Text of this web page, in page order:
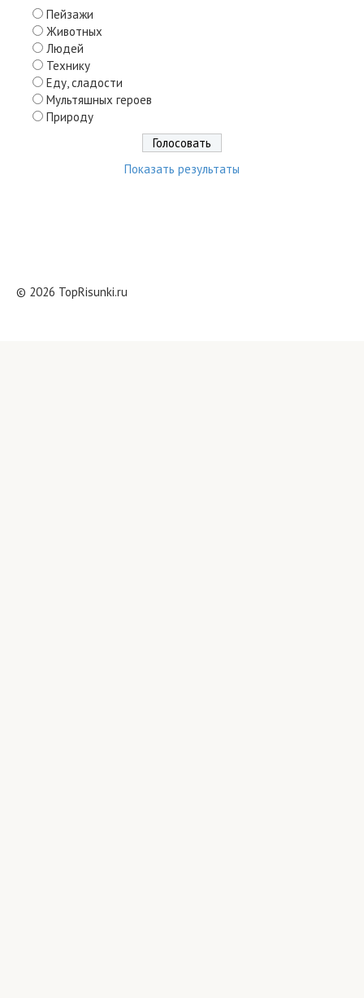
Пейзажи
Животных
Людей
Технику
Еду, сладости
Мультяшных героев
Природу
Показать результаты
© 2026 TopRisunki.ru